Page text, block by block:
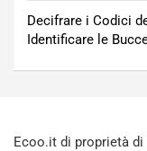
Decifrare i Codici
Identificare le
Ecoo.it di proprietà di